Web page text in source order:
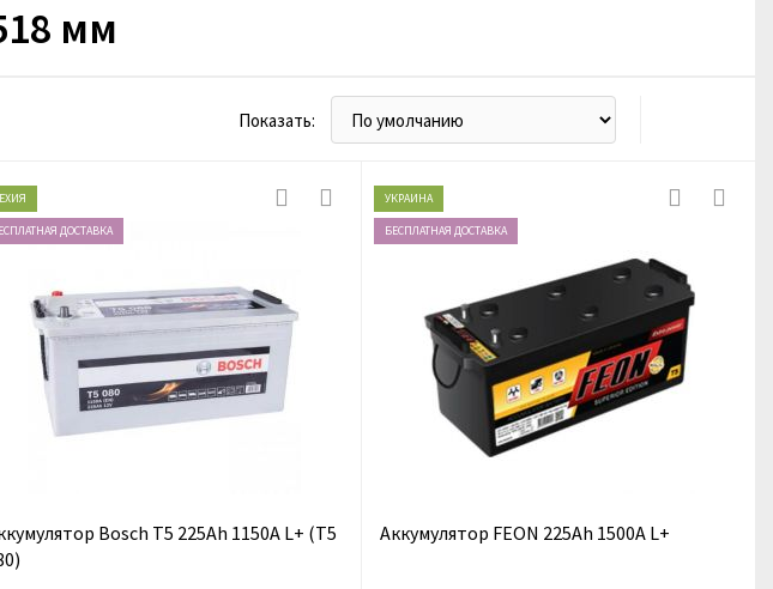
мм
Показать:
ДОСТАВКА
Bosch T5 225Ah 1150A L+ (T5
УКРАИНА
БЕСПЛАТНАЯ ДОСТАВКА
Аккумулятор FEON 225Ah 1500A L+